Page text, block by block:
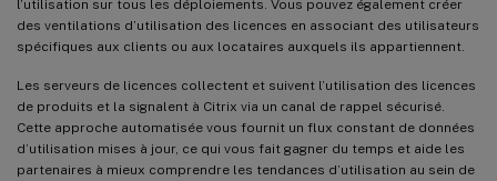
l’utilisation sur tous les déploiements. Vous pouvez également créer
des ventilations d’utilisation des licences en associant des utilisateurs
spécifiques aux clients ou aux locataires auxquels ils appartiennent.
Les serveurs de licences collectent et suivent l’utilisation des licences
de produits et la signalent à Citrix via un canal de rappel sécurisé.
Cette approche automatisée vous fournit un flux constant de données
d’utilisation mises à jour, ce qui vous fait gagner du temps et aide les
partenaires à mieux comprendre les tendances d’utilisation au sein de